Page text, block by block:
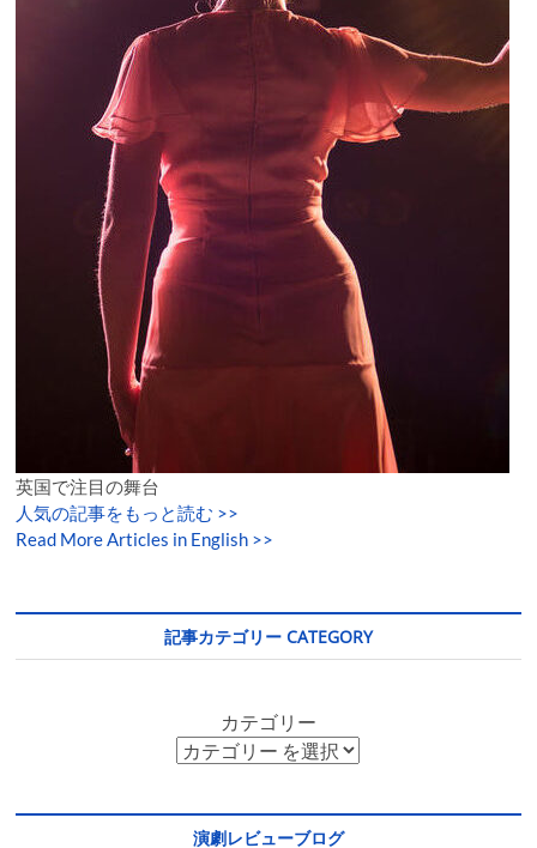
英国で注目の舞台
人気の記事をもっと読む >>
Read More Articles in English >>
記事カテゴリー CATEGORY
カテゴリー
演劇レビューブログ